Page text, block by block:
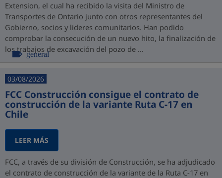
Extension, el cual ha recibido la visita del Ministro de
Transportes de Ontario junto con otros representantes del
Gobierno, socios y lideres comunitarios. Han podido
comprobar la consecución de un nuevo hito, la finalización de
los trabajos de excavación del pozo de ...
general
03/08/2026
FCC Construcción consigue el contrato de
construcción de la variante Ruta C-17 en
Chile
LEER MÁS
FCC, a través de su división de Construcción, se ha adjudicado
el contrato de construcción de la variante de la Ruta C-17 en